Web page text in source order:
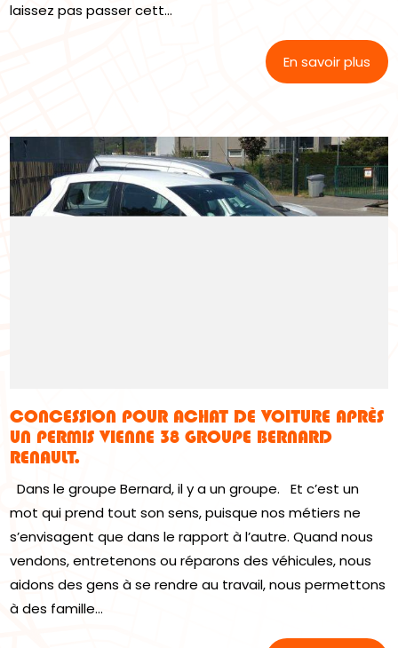
laissez pas passer cett...
En savoir plus
CONCESSION POUR ACHAT DE VOITURE APRÈS
UN PERMIS VIENNE 38 GROUPE BERNARD
RENAULT.
Dans le groupe Bernard, il y a un groupe. Et c’est un
mot qui prend tout son sens, puisque nos métiers ne
s’envisagent que dans le rapport à l’autre. Quand nous
vendons, entretenons ou réparons des véhicules, nous
aidons des gens à se rendre au travail, nous permettons
à des famille...